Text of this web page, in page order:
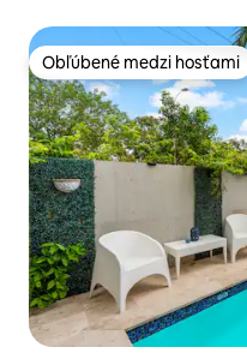
Obľúbené medzi hosťami
Obľúbené medzi hosťami